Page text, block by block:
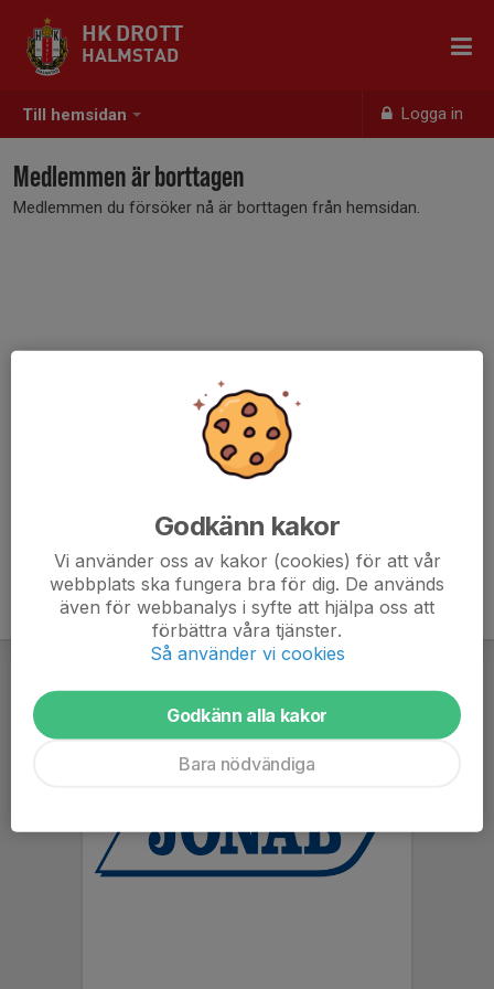
Till hemsidan Logga in
HK DROTT
HALMSTAD
Medlemmen är borttagen
Medlemmen du försöker nå är borttagen från hemsidan.
Godkänn kakor
Vi använder oss av kakor (cookies) för att vår
webbplats ska fungera bra för dig. De används
även för webbanalys i syfte att hjälpa oss att
förbättra våra tjänster.
Så använder vi cookies
Godkänn alla kakor
Bara nödvändiga